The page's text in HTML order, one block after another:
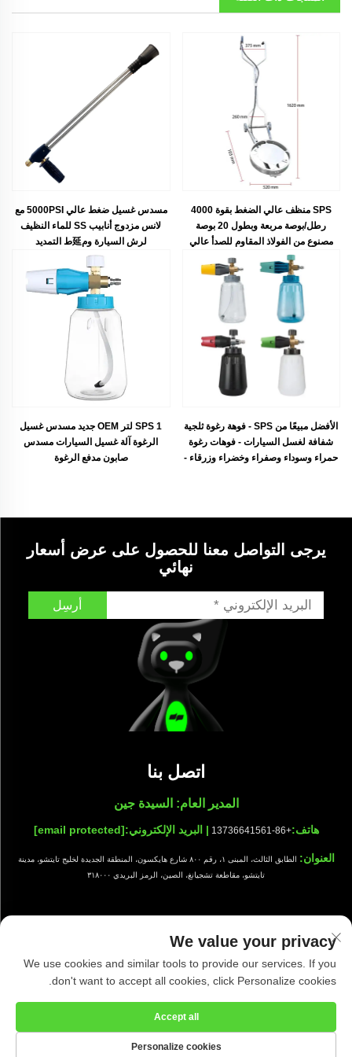
مسدس غسيل ضغط عالي 5000PSI مع
لانس مزدوج أنابيب SS للماء النظيف
لرش السيارة وم延ط التمديد
SPS منظف عالي الضغط بقوة 4000
رطل/بوصة مربعة وبطول 20 بوصة
مصنوع من الفولاذ المقاوم للصدأ عالي
الجودة لتنظيف الهيكل السفلي
SPS 1 لتر OEM جديد مسدس غسيل
الرغوة آلة غسيل السيارات مسدس
صابون مدفع الرغوة
الأفضل مبيعًا من SPS - فوهة رغوة ثلجية
شفافة لغسل السيارات - فوهات رغوة
حمراء وسوداء وصفراء وخضراء وزرقاء -
يرجى التواصل معنا للحصول على عرض أسعار
نهائي
أرسِل
اتصل بنا
المدير العام: السيدة جين
هاتف:+86-13736641561 | البريد الإلكتروني:[email protected]
العنوان:
الطابق الثالث، المبنى ١، رقم ٨٠٠ شارع هايكسون، المنطقة الجديدة لخليج تايتشو، مدينة
تايتشو، مقاطعة تشجيانغ، الصين، الرمز البريدي ٣١٨٠٠٠
جميع الحقوق محفوظة © شركة تايزهو شيوانج للتجهيزات النظيفة المحدودة |
سياسة الخصوصية
We value your privacy
We use cookies and similar tools to provide our services. If you
don't want to accept all cookies, click Personalize cookies.
Personalize cookies
Accept all